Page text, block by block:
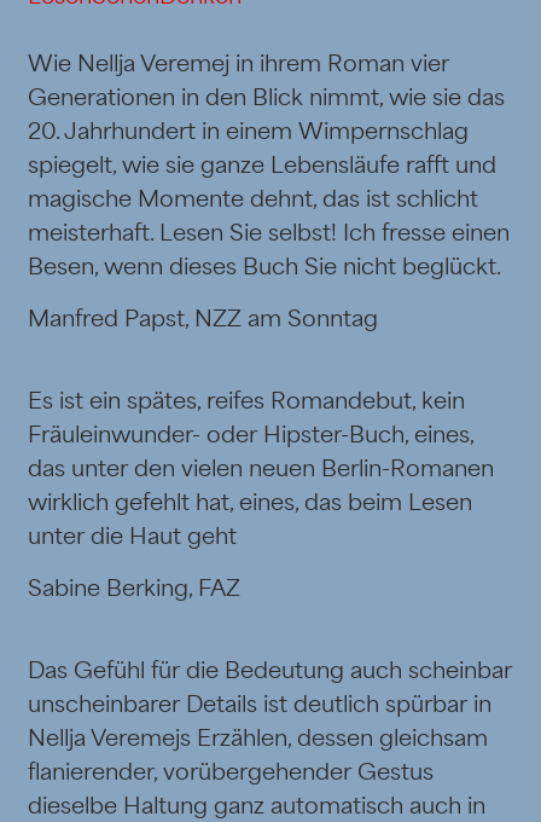
Wie Nellja Veremej in ihrem Roman vier
Generationen in den Blick nimmt, wie sie das
20. Jahrhundert in einem Wimpernschlag
spiegelt, wie sie ganze Lebensläufe rafft und
magische Momente dehnt, das ist schlicht
meisterhaft. Lesen Sie selbst! Ich fresse einen
Besen, wenn dieses Buch Sie nicht beglückt.
Manfred Papst, NZZ am Sonntag
Es ist ein spätes, reifes Romandebut, kein
Fräuleinwunder- oder Hipster-Buch, eines,
das unter den vielen neuen Berlin-Romanen
wirklich gefehlt hat, eines, das beim Lesen
unter die Haut geht
Sabine Berking, FAZ
Das Gefühl für die Bedeutung auch scheinbar
unscheinbarer Details ist deutlich spürbar in
Nellja Veremejs Erzählen, dessen gleichsam
flanierender, vorübergehender Gestus
dieselbe Haltung ganz automatisch auch in